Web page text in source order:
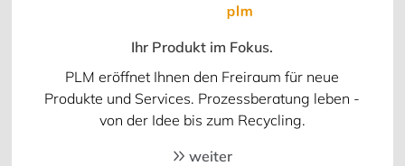
Ihr Produkt im Fokus.
PLM eröffnet Ihnen den Freiraum für neue
Produkte und Services. Prozessberatung leben -
von der Idee bis zum Recycling.
weiter